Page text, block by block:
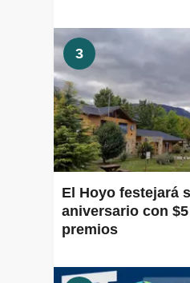
3
El Hoyo festejará
aniversario con
premios